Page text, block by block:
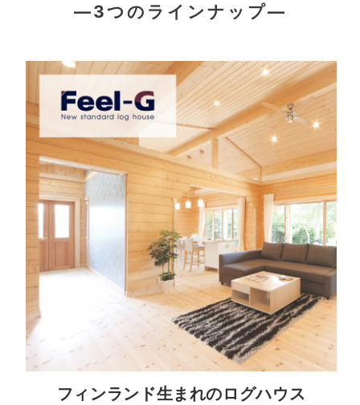
—3つのラインナップ—
フィンランド生まれのログハウス